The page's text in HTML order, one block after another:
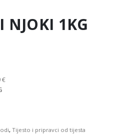
NJOKI 1KG
€
, Tijesto i pripravci od tijesta